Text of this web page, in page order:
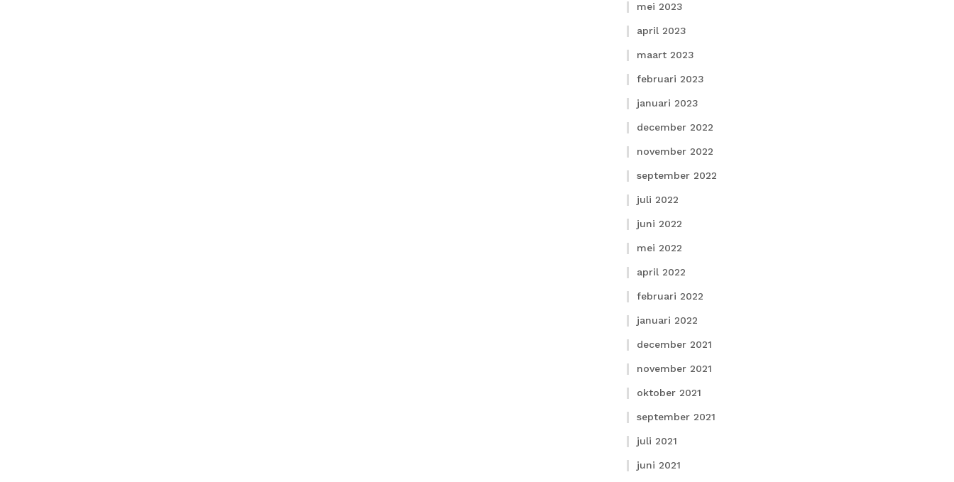
mei 2023
april 2023
maart 2023
februari 2023
januari 2023
december 2022
november 2022
september 2022
juli 2022
juni 2022
mei 2022
april 2022
februari 2022
januari 2022
december 2021
november 2021
oktober 2021
september 2021
juli 2021
juni 2021